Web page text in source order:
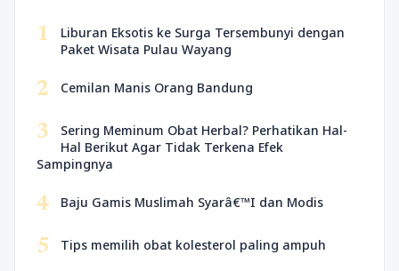
1
Liburan Eksotis ke Surga Tersembunyi dengan
Paket Wisata Pulau Wayang
2 Cemilan Manis Orang Bandung
3
Sering Meminum Obat Herbal? Perhatikan Hal-
Hal Berikut Agar Tidak Terkena Efek
Sampingnya
4 Baju Gamis Muslimah Syarâ€™I dan Modis
5 Tips memilih obat kolesterol paling ampuh